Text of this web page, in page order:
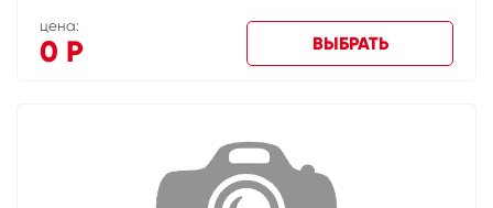
цена:
0 Р ВЫБРАТЬ